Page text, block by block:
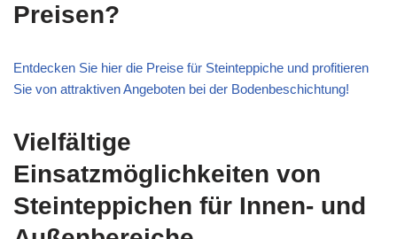
Preisen?
Entdecken Sie hier die Preise für Steinteppiche und profitieren
Sie von attraktiven Angeboten bei der Bodenbeschichtung!
Vielfältige
Einsatzmöglichkeiten von
Steinteppichen für Innen- und